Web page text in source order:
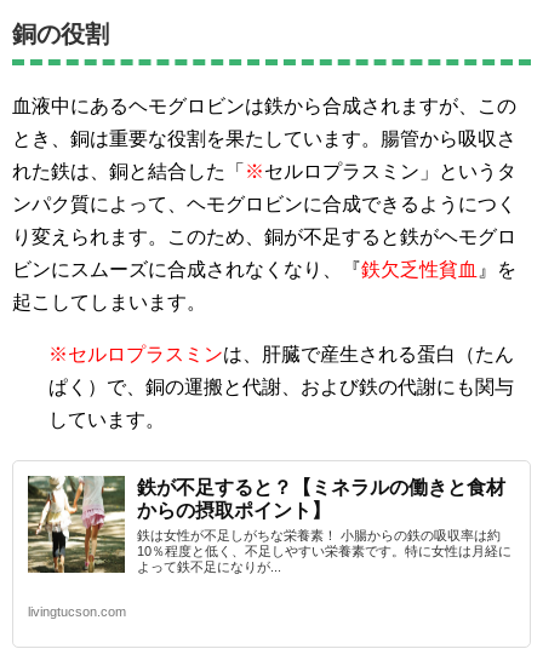
銅の役割
血液中にあるヘモグロビンは鉄から合成されますが、この
とき、銅は重要な役割を果たしています。腸管から吸収さ
れた鉄は、銅と結合した「 ※セルロプラスミン」というタ
ンパク質によって、ヘモグロビンに合成できるようにつく
り変えられます。このため、銅が不足すると鉄がヘモグロ
ビンにスムーズに合成されなくなり、『 鉄欠乏性貧血 』を
起こしてしまいます。
※セルロプラスミンは、肝臓で産生される蛋白（たん
ぱく）で、銅の運搬と代謝、および鉄の代謝にも関与
しています。
鉄が不足すると？【ミネラルの働きと食材
からの摂取ポイント】
鉄は女性が不足しがちな栄養素！ 小腸からの鉄の吸収率は約
10％程度と低く、不足しやすい栄養素です。特に女性は月経に
よって鉄不足になりが...
livingtucson.com